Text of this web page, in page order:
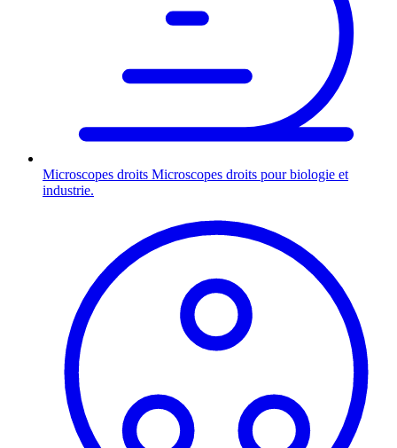
Microscopes droits Microscopes droits pour biologie et
industrie.